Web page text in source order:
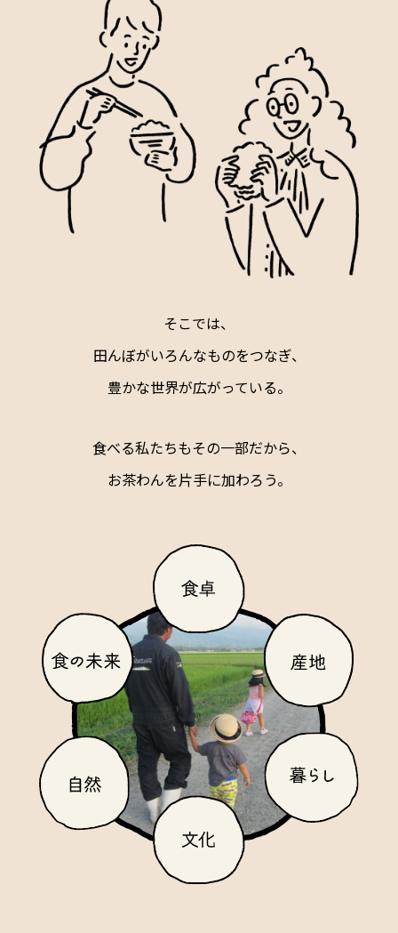
そこでは、
田んぼがいろんなものをつなぎ、
豊かな世界が広がっている。
食べる私たちもその一部だから、
お茶わんを片手に加わろう。